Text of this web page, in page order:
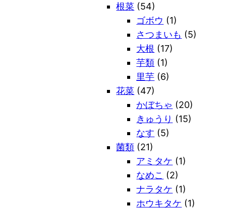
根菜 (54)
ゴボウ (1)
さつまいも (5)
大根 (17)
芋類 (1)
里芋 (6)
花菜 (47)
かぼちゃ (20)
きゅうり (15)
なす (5)
菌類 (21)
アミタケ (1)
なめこ (2)
ナラタケ (1)
ホウキタケ (1)